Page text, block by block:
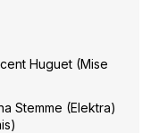
Huguet (Mise
Stemme (Elektra)